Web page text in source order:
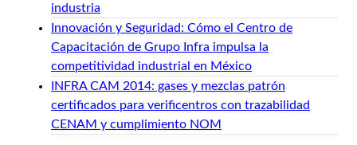
industria
Innovación y Seguridad: Cómo el Centro de
Capacitación de Grupo Infra impulsa la
competitividad industrial en México
INFRA CAM 2014: gases y mezclas patrón
certificados para verificentros con trazabilidad
CENAM y cumplimiento NOM